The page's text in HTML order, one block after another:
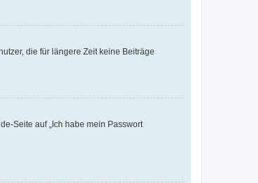
die für längere Zeit keine Beiträge
Seite auf „Ich habe mein Passwort